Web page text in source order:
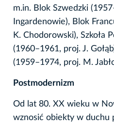
m.in. Blok Szwedzki
Ingardenowie), Blok
K. Chodorowski), Szkoła
(1960–1961, proj. J.
(1959–1974, proj. M.
Postmodernizm
Od lat 80. XX wieku w
wznosić obiekty w duchu